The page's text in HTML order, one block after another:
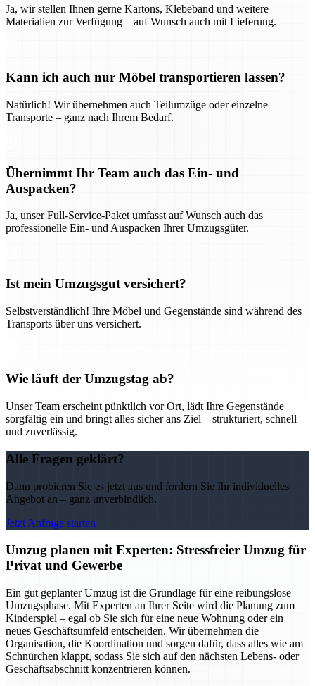
Ja, wir stellen Ihnen gerne Kartons, Klebeband und weitere
Materialien zur Verfügung – auf Wunsch auch mit Lieferung.
Kann ich auch nur Möbel transportieren lassen?
Natürlich! Wir übernehmen auch Teilumzüge oder einzelne
Transporte – ganz nach Ihrem Bedarf.
Übernimmt Ihr Team auch das Ein- und
Auspacken?
Ja, unser Full-Service-Paket umfasst auf Wunsch auch das
professionelle Ein- und Auspacken Ihrer Umzugsgüter.
Ist mein Umzugsgut versichert?
Selbstverständlich! Ihre Möbel und Gegenstände sind während des
Transports über uns versichert.
Wie läuft der Umzugstag ab?
Unser Team erscheint pünktlich vor Ort, lädt Ihre Gegenstände
sorgfältig ein und bringt alles sicher ans Ziel – strukturiert, schnell
und zuverlässig.
Alle Fragen geklärt?
Dann probieren Sie es jetzt aus und fordern Sie Ihr individuelles
Angebot an – ganz unverbindlich.
Jetzt Anfrage starten
Umzug planen mit Experten: Stressfreier Umzug für
Privat und Gewerbe
Ein gut geplanter Umzug ist die Grundlage für eine reibungslose
Umzugsphase. Mit Experten an Ihrer Seite wird die Planung zum
Kinderspiel – egal ob Sie sich für eine neue Wohnung oder ein
neues Geschäftsumfeld entscheiden. Wir übernehmen die
Organisation, die Koordination und sorgen dafür, dass alles wie am
Schnürchen klappt, sodass Sie sich auf den nächsten Lebens- oder
Geschäftsabschnitt konzentrieren können.